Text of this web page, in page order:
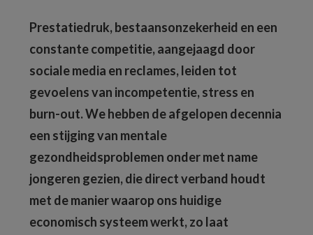
Prestatiedruk, bestaansonzekerheid en een
constante competitie, aangejaagd door
sociale media en reclames, leiden tot
gevoelens van incompetentie, stress en
burn-out. We hebben de afgelopen decennia
een stijging van mentale
gezondheidsproblemen onder met name
jongeren gezien, die direct verband houdt
met de manier waarop ons huidige
economisch systeem werkt, zo laat